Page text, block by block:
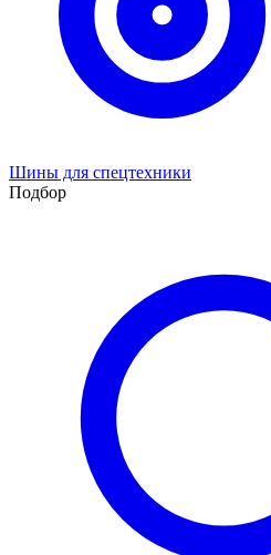
Шины для спецтехники
Подбор